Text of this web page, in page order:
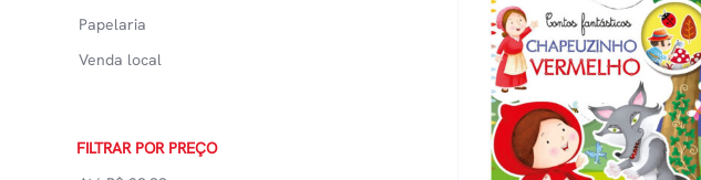
Papelaria
Venda local
FILTRAR POR PREÇO